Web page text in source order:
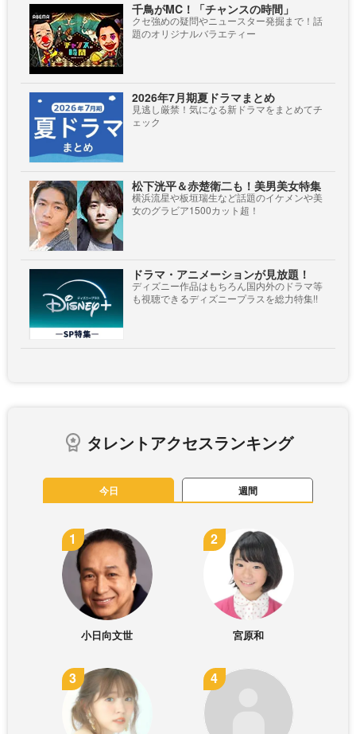
千鳥がMC！「チャンスの時間」
クセ強めの疑問やニュースター発掘まで！話
題のオリジナルバラエティー
2026年7月期夏ドラマまとめ
見逃し厳禁！気になる新ドラマをまとめてチ
ェック
松下洸平＆赤楚衛二も！美男美女特集
横浜流星や板垣瑞生など話題のイケメンや美
女のグラビア1500カット超！
ドラマ・アニメーションが見放題！
ディズニー作品はもちろん国内外のドラマ等
も視聴できるディズニープラスを総力特集!!
タレントアクセスランキング
今日 週間
小日向文世 宮原和